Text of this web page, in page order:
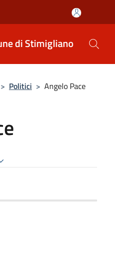
di Stimigliano
> Politici > Angelo Pace